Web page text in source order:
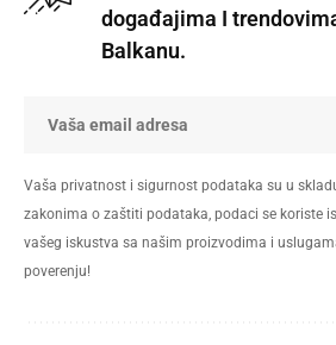
događajima I
Balkanu.
Vaša privatnost i sigurnost podataka su u
zakonima o zaštiti podataka, podaci se koriste
vašeg iskustva sa našim proizvodima i
poverenju!